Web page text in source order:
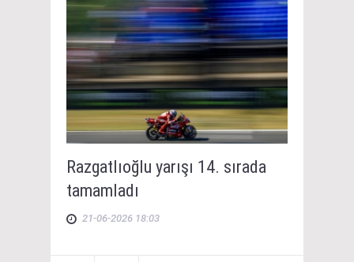
Razgatlıoğlu yarışı 14. sırada
tamamladı
21-06-2026 18:03